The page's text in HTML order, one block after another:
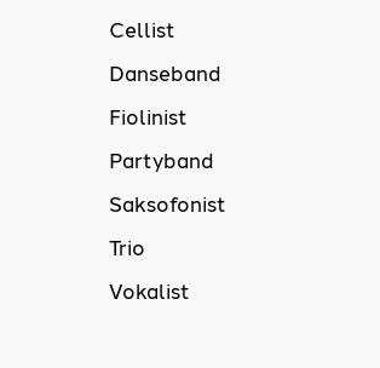
Cellist
Danseband
Fiolinist
Partyband
Saksofonist
Trio
Vokalist